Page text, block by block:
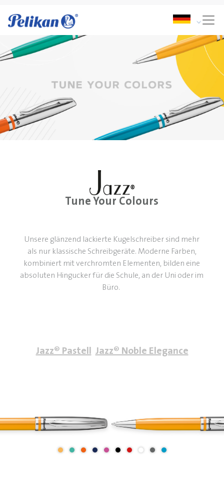
Tune Your Colours
Unsere glänzend lackierte Kugelschreiber sind mehr
als nur klassische Schreibgeräte. Moderne Farben,
kombiniert mit verchromten Elementen, bilden eine
absoluten Hingucker für die Schule, an der Uni oder im
Büro.
Jazz® Pastell Jazz® Noble Elegance